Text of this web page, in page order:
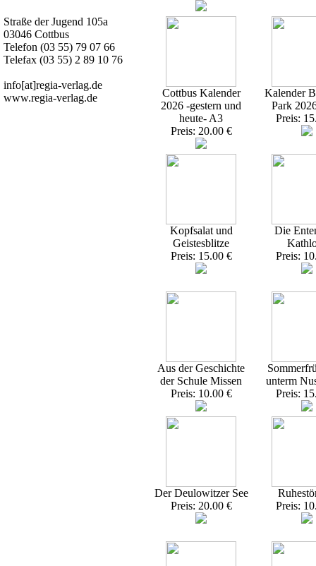
Straße der Jugend 105a
03046 Cottbus
Telefon (03 55) 79 07 66
Telefax (03 55) 2 89 10 76
info[at]regia-verlag.de
www.regia-verlag.de
Cottbus Kalender
2026 -gestern und
heute- A3
Preis: 20.00 €
Kalender
Park
Preis:
Kopfsalat und
Geistesblitze
Preis: 15.00 €
Die
Preis:
Aus der Geschichte
der Schule Missen
Preis: 10.00 €
unterm
Preis:
Der Deulowitzer See
Preis: 20.00 €
Preis: